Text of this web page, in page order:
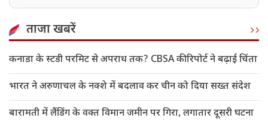
ताजा खबरें
कनाडा के स्टडी परमिट से अपराध तक? CBSA की रिपोर्ट ने बढ़ाई चिंता
भारत ने अरुणाचल के नक्शे में बदलाव कर चीन को दिया सख्त संदेश
बारामती में लैंडिंग के वक्त विमान जमीन पर गिरा, लगातार दूसरी घटना